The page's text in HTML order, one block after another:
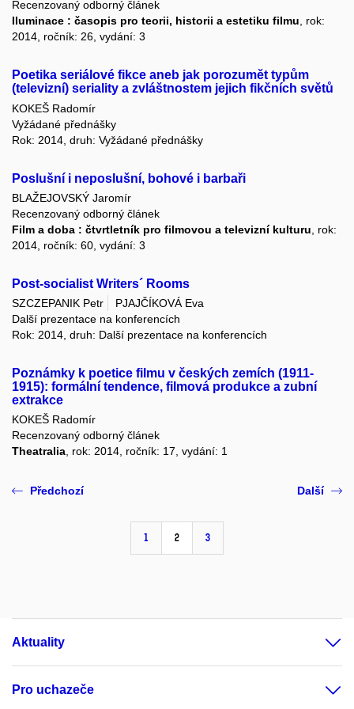
Recenzovaný odborný článek
Iluminace : časopis pro teorii, historii a estetiku filmu, rok:
2014, ročník: 26, vydání: 3
Poetika seriálové fikce aneb jak porozumět typům
(televizní) seriality a zvláštnostem jejich fikčních světů
KOKEŠ Radomír
Vyžádané přednášky
Rok: 2014, druh: Vyžádané přednášky
Poslušní i neposlušní, bohové i barbaři
BLAŽEJOVSKÝ Jaromír
Recenzovaný odborný článek
Film a doba : čtvrtletník pro filmovou a televizní kulturu , rok:
2014, ročník: 60, vydání: 3
Post-socialist Writers´ Rooms
SZCZEPANIK Petr
PJAJČÍKOVÁ Eva
Další prezentace na konferencích
Rok: 2014, druh: Další prezentace na konferencích
Poznámky k poetice filmu v českých zemích (1911-
1915): formální tendence, filmová produkce a zubní
extrakce
KOKEŠ Radomír
Recenzovaný odborný článek
Theatralia, rok: 2014, ročník: 17, vydání: 1
Předchozí
1 2 3
Další
Aktuality
Pro uchazeče